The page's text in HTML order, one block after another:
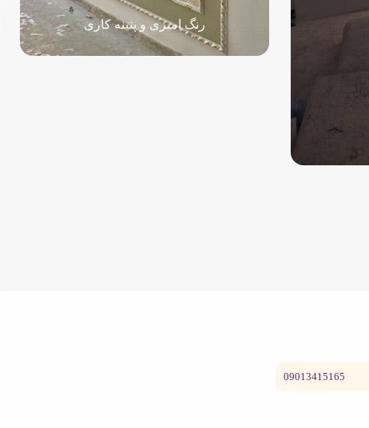
رنگ امیزی و پتینه کاری
09013415165